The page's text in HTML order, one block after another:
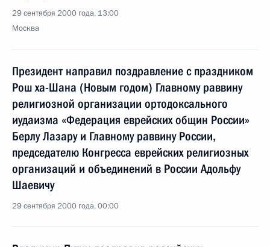
29 сентября 2000 года, 13:00
Москва
Президент направил поздравление с праздником
Рош ха-Шана (Новым годом) Главному раввину
религиозной организации ортодоксального
иудаизма «Федерация еврейских общин России»
Берлу Лазару и Главному раввину России,
председателю Конгресса еврейских религиозных
организаций и объединений в России Адольфу
Шаевичу
29 сентября 2000 года, 00:00